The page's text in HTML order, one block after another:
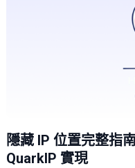
隱藏 IP 位置完整指
QuarkIP 實現